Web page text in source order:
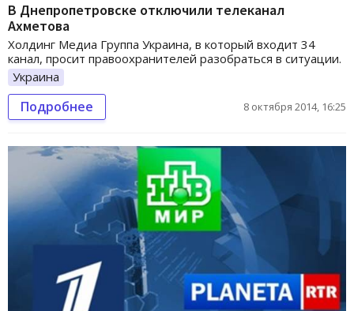
В Днепропетровске отключили телеканал
Ахметова
Холдинг Медиа Группа Украина, в который входит 34
канал, просит правоохранителей разобраться в ситуации.
Украина
Подробнее 8 октября 2014, 16:25